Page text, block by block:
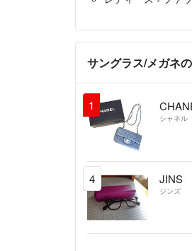
サングラス/メガネ
1
シャネル
4 JINS
ジンズ